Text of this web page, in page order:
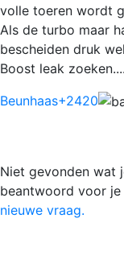
volle toeren wordt
Als de turbo maar
bescheiden druk
Boost leak zoeken....
Beunhaas+2420
Niet gevonden wat
beantwoord voor je
nieuwe vraag.